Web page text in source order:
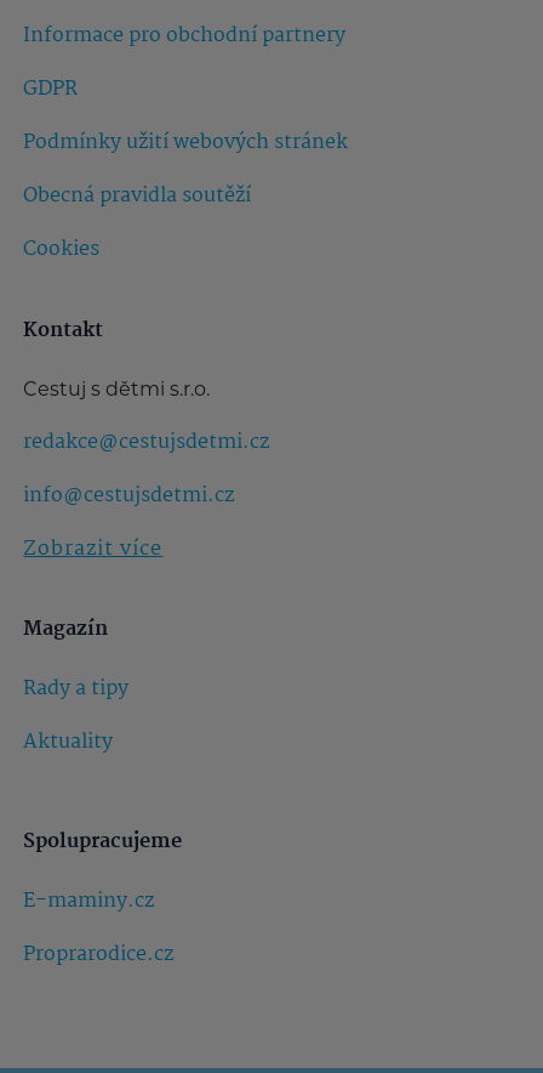
Informace pro obchodní partnery
GDPR
Podmínky užití webových stránek
Obecná pravidla soutěží
Cookies
Kontakt
Cestuj s dětmi s.r.o.
redakce@cestujsdetmi.cz
info@cestujsdetmi.cz
Zobrazit více
Magazín
Rady a tipy
Aktuality
Spolupracujeme
E-maminy.cz
Proprarodice.cz